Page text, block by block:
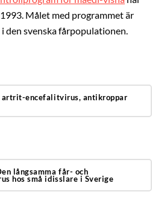
Målet med programmet är
den svenska fårpopulationen.
artrit-encefalitvirus, antikroppar
långsamma får- och
hos små idisslare i Sverige